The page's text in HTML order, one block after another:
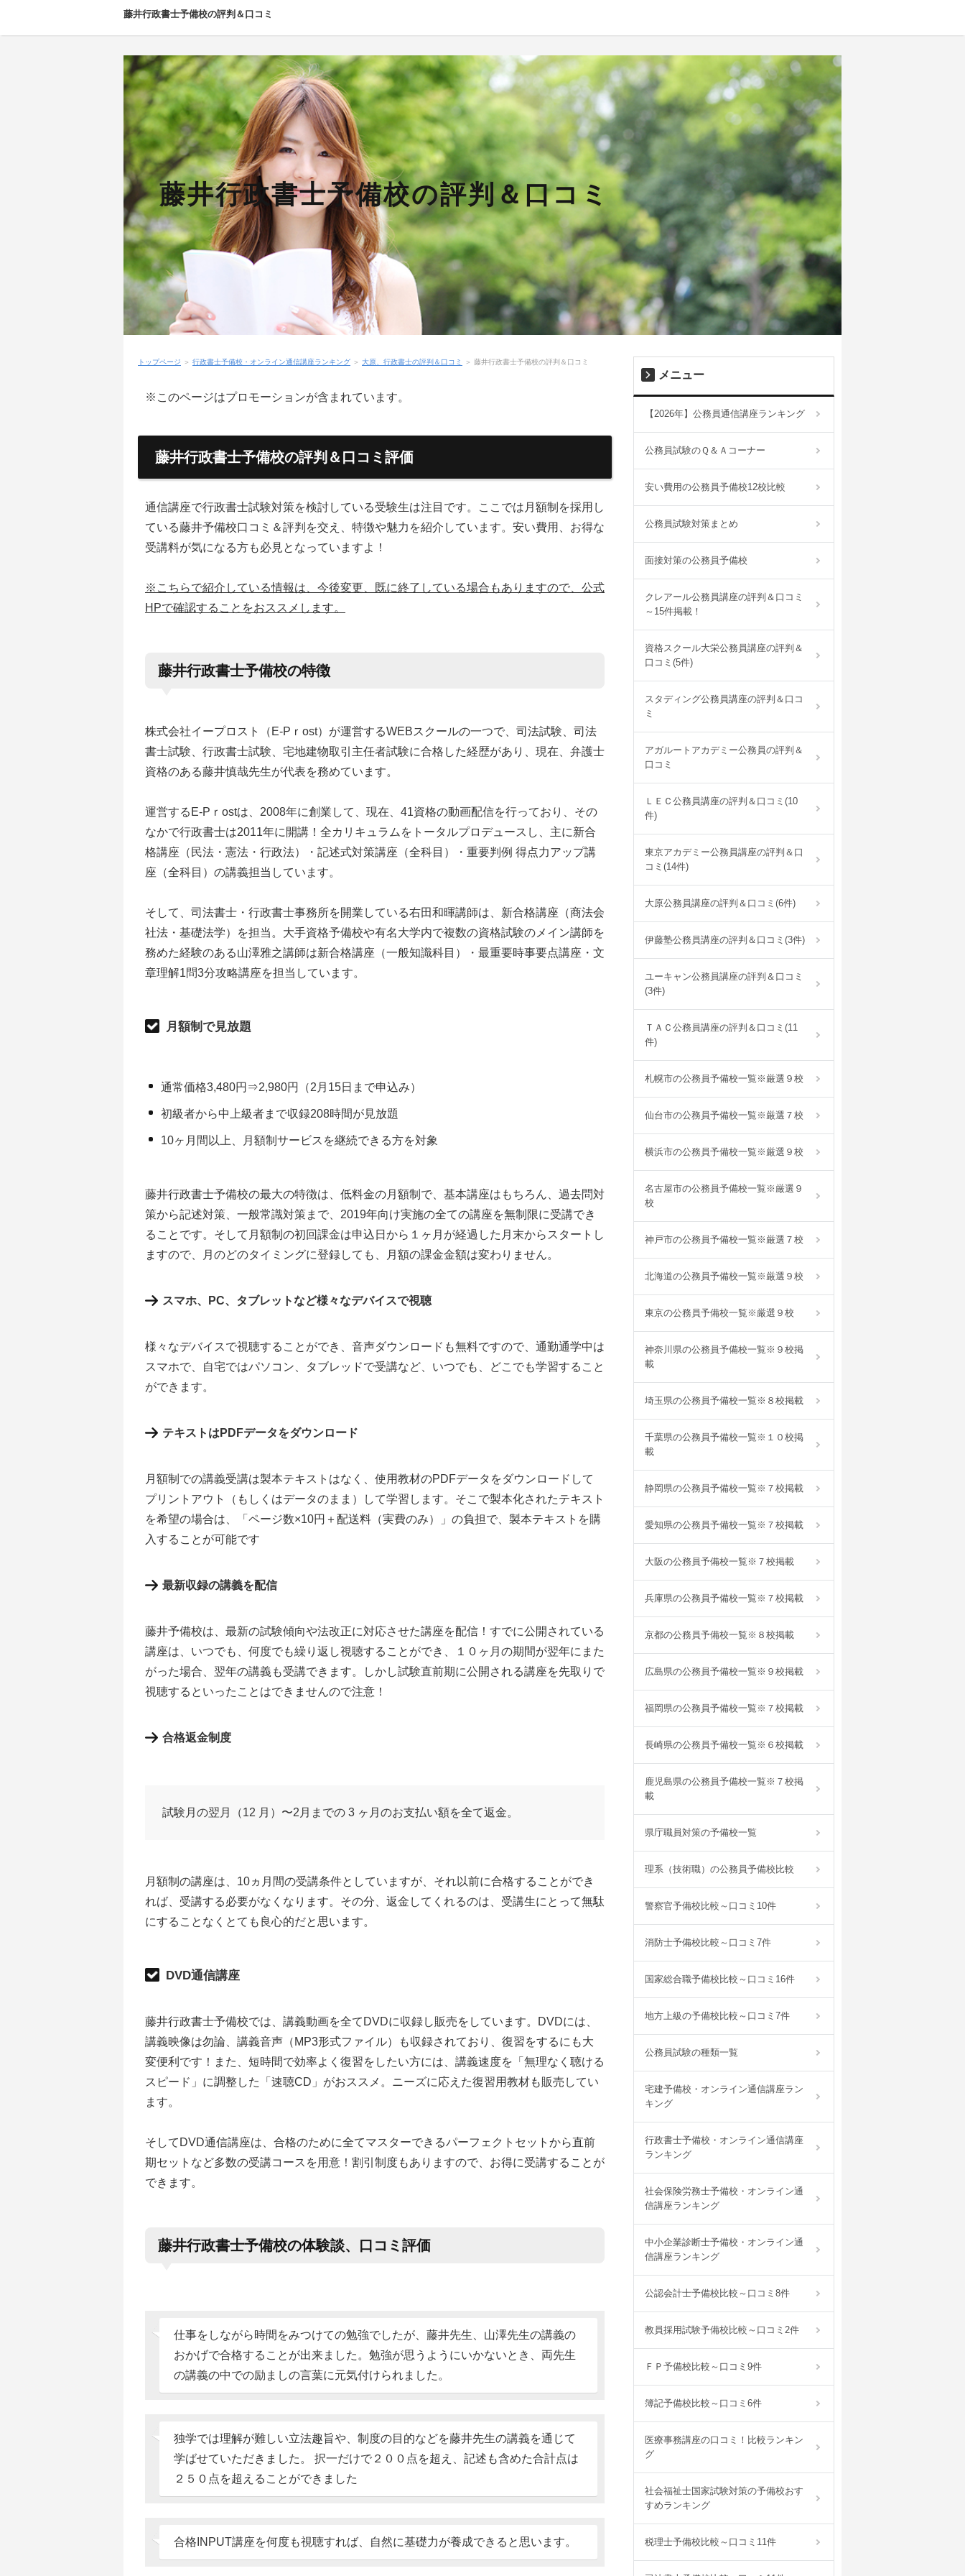
藤井行政書士予備校の評判＆口コミ
藤井行政書士予備校の評判＆口コミ
トップページ ＞ 行政書士予備校・オンライン通信講座ランキング ＞ 大原、行政書士の評判＆口コミ ＞ 藤井行政書士予備校の評判＆口コミ
※このページはプロモーションが含まれています。
藤井行政書士予備校の評判＆口コミ評価
通信講座で行政書士試験対策を検討している受験生は注目です。ここでは月額制を採用し
ている藤井予備校口コミ＆評判を交え、特徴や魅力を紹介しています。安い費用、お得な
受講料が気になる方も必見となっていますよ！
※こちらで紹介している情報は、今後変更、既に終了している場合もありますので、公式
HPで確認することをおススメします。
藤井行政書士予備校の特徴
株式会社イープロスト（E-Pｒost）が運営するWEBスクールの一つで、司法試験、司法
書士試験、行政書士試験、宅地建物取引主任者試験に合格した経歴があり、現在、弁護士
資格のある藤井慎哉先生が代表を務めています。
運営するE-Pｒostは、2008年に創業して、現在、41資格の動画配信を行っており、その
なかで行政書士は2011年に開講！全カリキュラムをトータルプロデュースし、主に新合
格講座（民法・憲法・行政法）・記述式対策講座（全科目）・重要判例 得点力アップ講
座（全科目）の講義担当しています。
そして、司法書士・行政書士事務所を開業している右田和暉講師は、新合格講座（商法会
社法・基礎法学）を担当。大手資格予備校や有名大学内で複数の資格試験のメイン講師を
務めた経験のある山澤雅之講師は新合格講座（一般知識科目）・最重要時事要点講座・文
章理解1問3分攻略講座を担当しています。
月額制で見放題
通常価格3,480円⇒2,980円（2月15日まで申込み）
初級者から中上級者まで収録208時間が見放題
10ヶ月間以上、月額制サービスを継続できる方を対象
藤井行政書士予備校の最大の特徴は、低料金の月額制で、基本講座はもちろん、過去問対
策から記述対策、一般常識対策まで、2019年向け実施の全ての講座を無制限に受講でき
ることです。そして月額制の初回課金は申込日から１ヶ月が経過した月末からスタートし
ますので、月のどのタイミングに登録しても、月額の課金金額は変わりません。
スマホ、PC、タブレットなど様々なデバイスで視聴
様々なデバイスで視聴することができ、音声ダウンロードも無料ですので、通勤通学中は
スマホで、自宅ではパソコン、タブレッドで受講など、いつでも、どこでも学習すること
ができます。
テキストはPDFデータをダウンロード
月額制での講義受講は製本テキストはなく、使用教材のPDFデータをダウンロードして
プリントアウト（もしくはデータのまま）して学習します。そこで製本化されたテキスト
を希望の場合は、「ページ数×10円＋配送料（実費のみ）」の負担で、製本テキストを購
入することが可能です
最新収録の講義を配信
藤井予備校は、最新の試験傾向や法改正に対応させた講座を配信！すでに公開されている
講座は、いつでも、何度でも繰り返し視聴することができ、１０ヶ月の期間が翌年にまた
がった場合、翌年の講義も受講できます。しかし試験直前期に公開される講座を先取りで
視聴するといったことはできませんので注意！
合格返金制度
試験月の翌月（12 月）〜2月までの 3 ヶ月のお支払い額を全て返金。
月額制の講座は、10ヵ月間の受講条件としていますが、それ以前に合格することができ
れば、受講する必要がなくなります。その分、返金してくれるのは、受講生にとって無駄
にすることなくとても良心的だと思います。
DVD通信講座
藤井行政書士予備校では、講義動画を全てDVDに収録し販売をしています。DVDには、
講義映像は勿論、講義音声（MP3形式ファイル）も収録されており、復習をするにも大
変便利です！また、短時間で効率よく復習をしたい方には、講義速度を「無理なく聴ける
スピード」に調整した「速聴CD」がおススメ。ニーズに応えた復習用教材も販売してい
ます。
そしてDVD通信講座は、合格のために全てマスターできるパーフェクトセットから直前
期セットなど多数の受講コースを用意！割引制度もありますので、お得に受講することが
できます。
藤井行政書士予備校の体験談、口コミ評価
仕事をしながら時間をみつけての勉強でしたが、藤井先生、山澤先生の講義の
おかげで合格することが出来ました。勉強が思うようにいかないとき、両先生
の講義の中での励ましの言葉に元気付けられました。
独学では理解が難しい立法趣旨や、制度の目的などを藤井先生の講義を通じて
学ばせていただきました。 択一だけで２００点を超え、記述も含めた合計点は
２５０点を超えることができました
合格INPUT講座を何度も視聴すれば、自然に基礎力が養成できると思います。
メニュー
【2026年】公務員通信講座ランキング
公務員試験のＱ＆Ａコーナー
安い費用の公務員予備校12校比較
公務員試験対策まとめ
面接対策の公務員予備校
クレアール公務員講座の評判＆口コミ
～15件掲載！
資格スクール大栄公務員講座の評判＆
口コミ(5件)
スタディング公務員講座の評判＆口コ
ミ
アガルートアカデミー公務員の評判＆
口コミ
ＬＥＣ公務員講座の評判＆口コミ(10
件)
東京アカデミー公務員講座の評判＆口
コミ(14件)
大原公務員講座の評判＆口コミ(6件)
伊藤塾公務員講座の評判＆口コミ(3件)
ユーキャン公務員講座の評判＆口コミ
(3件)
ＴＡＣ公務員講座の評判＆口コミ(11
件)
札幌市の公務員予備校一覧※厳選９校
仙台市の公務員予備校一覧※厳選７校
横浜市の公務員予備校一覧※厳選９校
名古屋市の公務員予備校一覧※厳選９
校
神戸市の公務員予備校一覧※厳選７校
北海道の公務員予備校一覧※厳選９校
東京の公務員予備校一覧※厳選９校
神奈川県の公務員予備校一覧※９校掲
載
埼玉県の公務員予備校一覧※８校掲載
千葉県の公務員予備校一覧※１０校掲
載
静岡県の公務員予備校一覧※７校掲載
愛知県の公務員予備校一覧※７校掲載
大阪の公務員予備校一覧※７校掲載
兵庫県の公務員予備校一覧※７校掲載
京都の公務員予備校一覧※８校掲載
広島県の公務員予備校一覧※９校掲載
福岡県の公務員予備校一覧※７校掲載
長崎県の公務員予備校一覧※６校掲載
鹿児島県の公務員予備校一覧※７校掲
載
県庁職員対策の予備校一覧
理系（技術職）の公務員予備校比較
警察官予備校比較～口コミ10件
消防士予備校比較～口コミ7件
国家総合職予備校比較～口コミ16件
地方上級の予備校比較～口コミ7件
公務員試験の種類一覧
宅建予備校・オンライン通信講座ラン
キング
行政書士予備校・オンライン通信講座
ランキング
社会保険労務士予備校・オンライン通
信講座ランキング
中小企業診断士予備校・オンライン通
信講座ランキング
公認会計士予備校比較～口コミ8件
教員採用試験予備校比較～口コミ2件
ＦＰ予備校比較～口コミ9件
簿記予備校比較～口コミ6件
医療事務講座の口コミ！比較ランキン
グ
社会福祉士国家試験対策の予備校おす
すめランキング
税理士予備校比較～口コミ11件